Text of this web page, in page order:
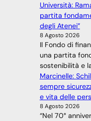
Università:
partita
degli Atenei”
8 Agosto 2026
Il Fondo di
una partita
sostenibilità e
Marcinelle:
sempre
e vita delle
8 Agosto 2026
“Nel 70°